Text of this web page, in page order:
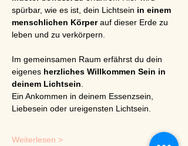
spürbar, wie es ist, dein Lichtsein in einem
menschlichen Körper auf dieser Erde zu
leben und zu verkörpern.
Im gemeinsamen Raum erfährst du dein
eigenes herzliches Willkommen Sein in
deinem Lichtsein
Ein Ankommen in deinem Essenzsein,
Liebesein oder ureigensten Lichtsein.
Weiterlesen >